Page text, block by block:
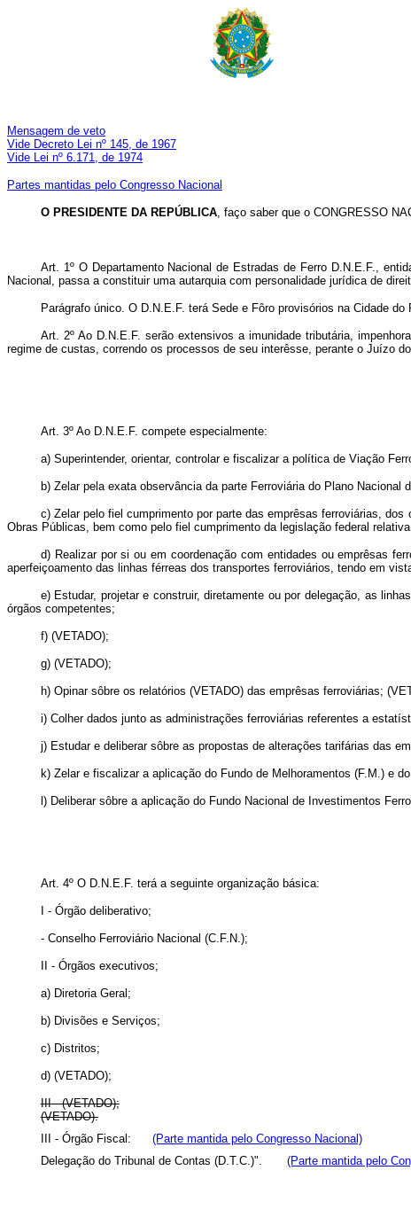
Mensagem de veto
Vide Decreto Lei nº 145, de 1967
Vide Lei nº 6.171, de 1974
Partes mantidas pelo Congresso Nacional
O PRESIDENTE DA REPÚBLICA, faço saber que o CONGRESSO
Art. 1º O Departamento Nacional de Estradas de Ferro D.N.E.F.,
Nacional, passa a constituir uma autarquia com personalidade jurídica de
Parágrafo único. O D.N.E.F. terá Sede e Fôro provisórios na Cidade
Art. 2º Ao D.N.E.F. serão extensivos a imunidade tributária,
regime de custas, correndo os processos de seu interêsse, perante o Juízo
Art. 3º Ao D.N.E.F. compete especialmente:
a) Superintender, orientar, controlar e fiscalizar a política de Viação
b) Zelar pela exata observância da parte Ferroviária do Plano
c) Zelar pelo fiel cumprimento por parte das emprêsas ferroviárias,
Obras Públicas, bem como pelo fiel cumprimento da legislação federal
d) Realizar por si ou em coordenação com entidades ou emprêsas
aperfeiçoamento das linhas férreas dos transportes ferroviários, tendo em
e) Estudar, projetar e construir, diretamente ou por delegação, as
órgãos competentes;
f) (VETADO);
g) (VETADO);
h) Opinar sôbre os relatórios (VETADO) das emprêsas ferroviárias;
i) Colher dados junto as administrações ferroviárias referentes a
j) Estudar e deliberar sôbre as propostas de alterações tarifárias das
k) Zelar e fiscalizar a aplicação do Fundo de Melhoramentos (F.M.) e
l) Deliberar sôbre a aplicação do Fundo Nacional de Investimentos
Art. 4º O D.N.E.F. terá a seguinte organização básica:
I - Órgão deliberativo;
- Conselho Ferroviário Nacional (C.F.N.);
II - Órgãos executivos;
a) Diretoria Geral;
b) Divisões e Serviços;
c) Distritos;
d) (VETADO);
III - (VETADO);
(VETADO).
III - Órgão Fiscal: (Parte mantida pelo Congresso Nacional)
Delegação do Tribunal de Contas (D.T.C.)". (Parte mantida pelo